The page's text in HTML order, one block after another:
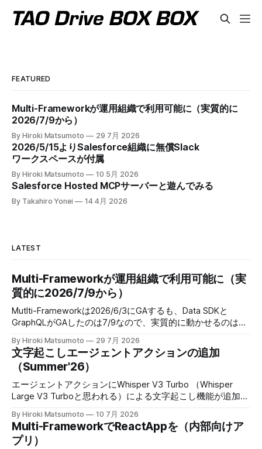
FEATURED
Multi-Frameworkが運用組織で利用可能に（実質的に
2026/7/9から）
By Hiroki Matsumoto 29 7月 2026
2026/5/15よりSalesforce組織に無償Slack
ワークスペースが付属
By Hiroki Matsumoto 10 5月 2026
Salesforce Hosted MCPサーバーと遊んでみる
By Takahiro Yonei 14 4月 2026
LATEST
Multi-Frameworkが運用組織で利用可能に（実
質的に2026/7/9から）
Mutlti-Frameworkは2026/6/3にGAするも、Data SDKと
GraphQLがGAしたのは7/9なので、実質的に動かせるのは、
available starting June 3, 2026. Develop React Apps with
Salesforce Multi-Framework (Generally Available)
When: This feature is generally available starting July 9,
2026. Get Record Data in Your React Apps with Data SDK
and
By Hiroki Matsumoto 29 7月 2026
文字起こしエージェントアクションの追加
（Summer'26）
エージェントアクションにWhisper V3 Turbo （Whisper
Large V3 Turboと思われる）による文字起こし機能が追加。
5MB未満 * 話者識別やタイムスタンプはない。 電話音声だ
と帯域狭いから、適切な前処理すれば50分ぐらいいけるか
も。MP3 64Kbpsだと10分ほどの計算になる。 Choose a
By Hiroki Matsumoto 10 7月 2026
Multi-FrameworkでReactAppを（内部向けア
プリ）